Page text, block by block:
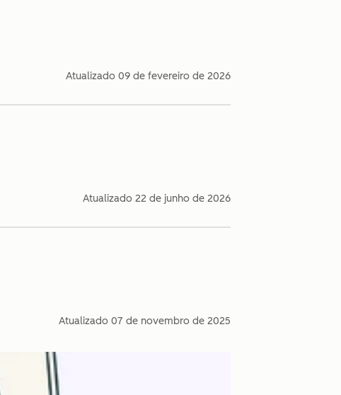
Atualizado 09 de fevereiro de 2026
Atualizado 22 de junho de 2026
Atualizado 07 de novembro de 2025